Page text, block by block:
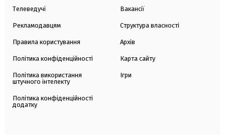
Телеведучі
Рекламодавцям
Правила користування
Політика конфіденційності
Політика використання
штучного інтелекту
Політика конфіденційності
додатку
Вакансії
Структура власності
Архів
Карта сайту
Ігри